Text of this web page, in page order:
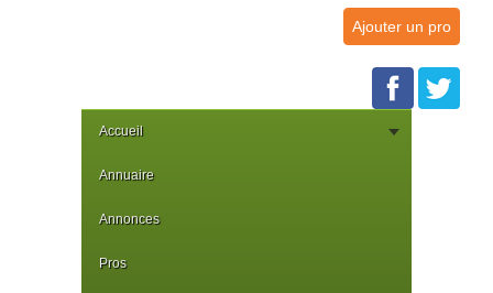
Ajouter un pro
Accueil
Annuaire
Annonces
Pros